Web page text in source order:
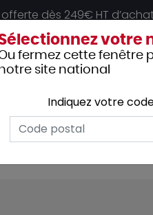
offerte dès 249€ HT
Vêtements
professionnels
votre
fermez cette fenêtre
site national
Indiquez votre